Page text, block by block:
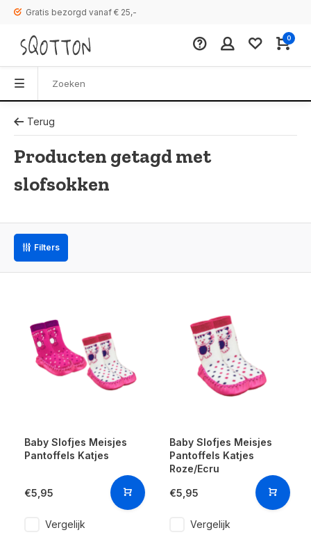
Gratis bezorgd vanaf € 25,-
0
Terug
Producten getagd met
slofsokken
Filters
Baby Slofjes Meisjes
Pantoffels Katjes
€5,95
Vergelijk
Baby Slofjes Meisjes
Pantoffels Katjes
Roze/Ecru
€5,95
Vergelijk